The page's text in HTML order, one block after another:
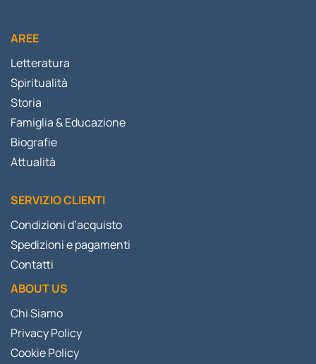
AREE
Letteratura
Spiritualità
Storia
Famiglia & Educazione
Biografie
Attualità
SERVIZIO CLIENTI
Condizioni d’acquisto
Spedizioni e pagamenti
Contatti
ABOUT US
Chi Siamo
Privacy Policy
Cookie Policy